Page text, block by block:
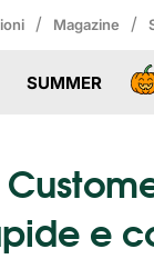
/ Magazine /
SUMMER
e